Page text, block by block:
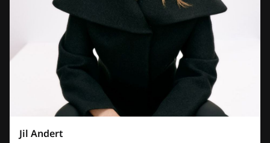
Jil Andert